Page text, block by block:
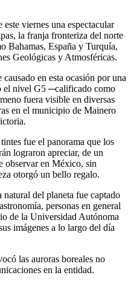
viernes una espectacular
la franja fronteriza del norte
Bahamas, España y Turquía,
Geológicas y Atmosféricas.
en esta ocasión por una
el nivel G5 ─calificado como
fuera visible en diversas
en el municipio de Mainero
fue el panorama que los
lograron apreciar, de un
observar en México, sin
otorgó un bello regalo.
del planeta fue captado
personas en general
de la Universidad Autónoma
imágenes a lo largo del día
las auroras boreales no
en la entidad.